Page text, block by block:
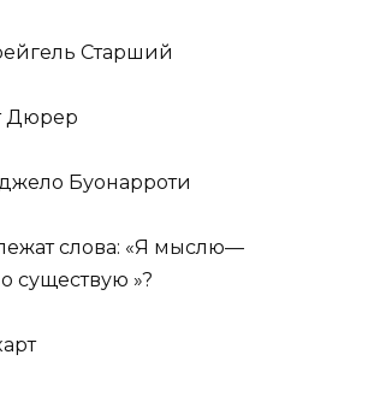
Старший
Дюрер
Буонарроти
слова: «Я мыслю—
существую »?